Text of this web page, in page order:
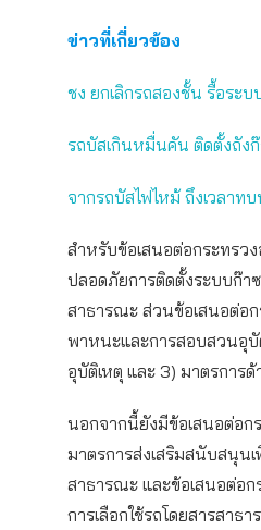
ข่าวที่เกี่ยวข้อง
ชง ยกเลิกรถสองชั้น รื้อระ
รถบัสเกินหมื่นคัน ติดตั้งถังก๊
จากรถบัสไฟไหม้ ถึงเวลา
สำหรับข้อเสนอต่อกระทรว
ปลอดภัยการติดตั้งระบบก๊า
สาธารณะ ส่วนข้อเสนอต่อก
พาหนะและการสอบสวนอุบั
อุบัติเหตุ และ 3) มาตรการ
นอกจากนี้ยังมีข้อเสนอต่อก
มาตรการส่งเสริมสนับสนุนเ
สาธารณะ และข้อเสนอต่อ
การเลือกใช้รถโดยสารสา